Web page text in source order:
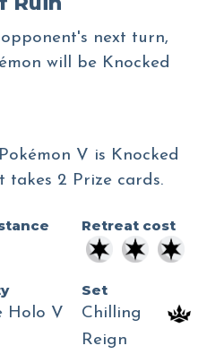
next turn,
will be Knocked
V is Knocked
takes 2 Prize cards.
Retreat cost
Holo V
Set
Chilling
Reign